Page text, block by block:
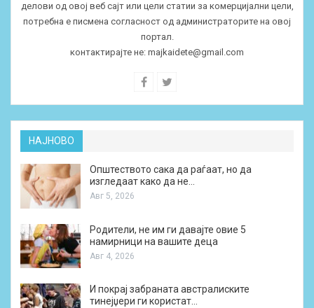
делови од овој веб сајт или цели статии за комерцијални цели,
потребна е писмена согласност од администраторите на овој
портал.
контактирајте не: majkaidete@gmail.com
НАЈНОВО
Општеството сака да раѓаат, но да
изгледаат како да не…
Авг 5, 2026
Родители, не им ги давајте овие 5
намирници на вашите деца
Авг 4, 2026
И покрај забраната австралиските
тинејџери ги користат…